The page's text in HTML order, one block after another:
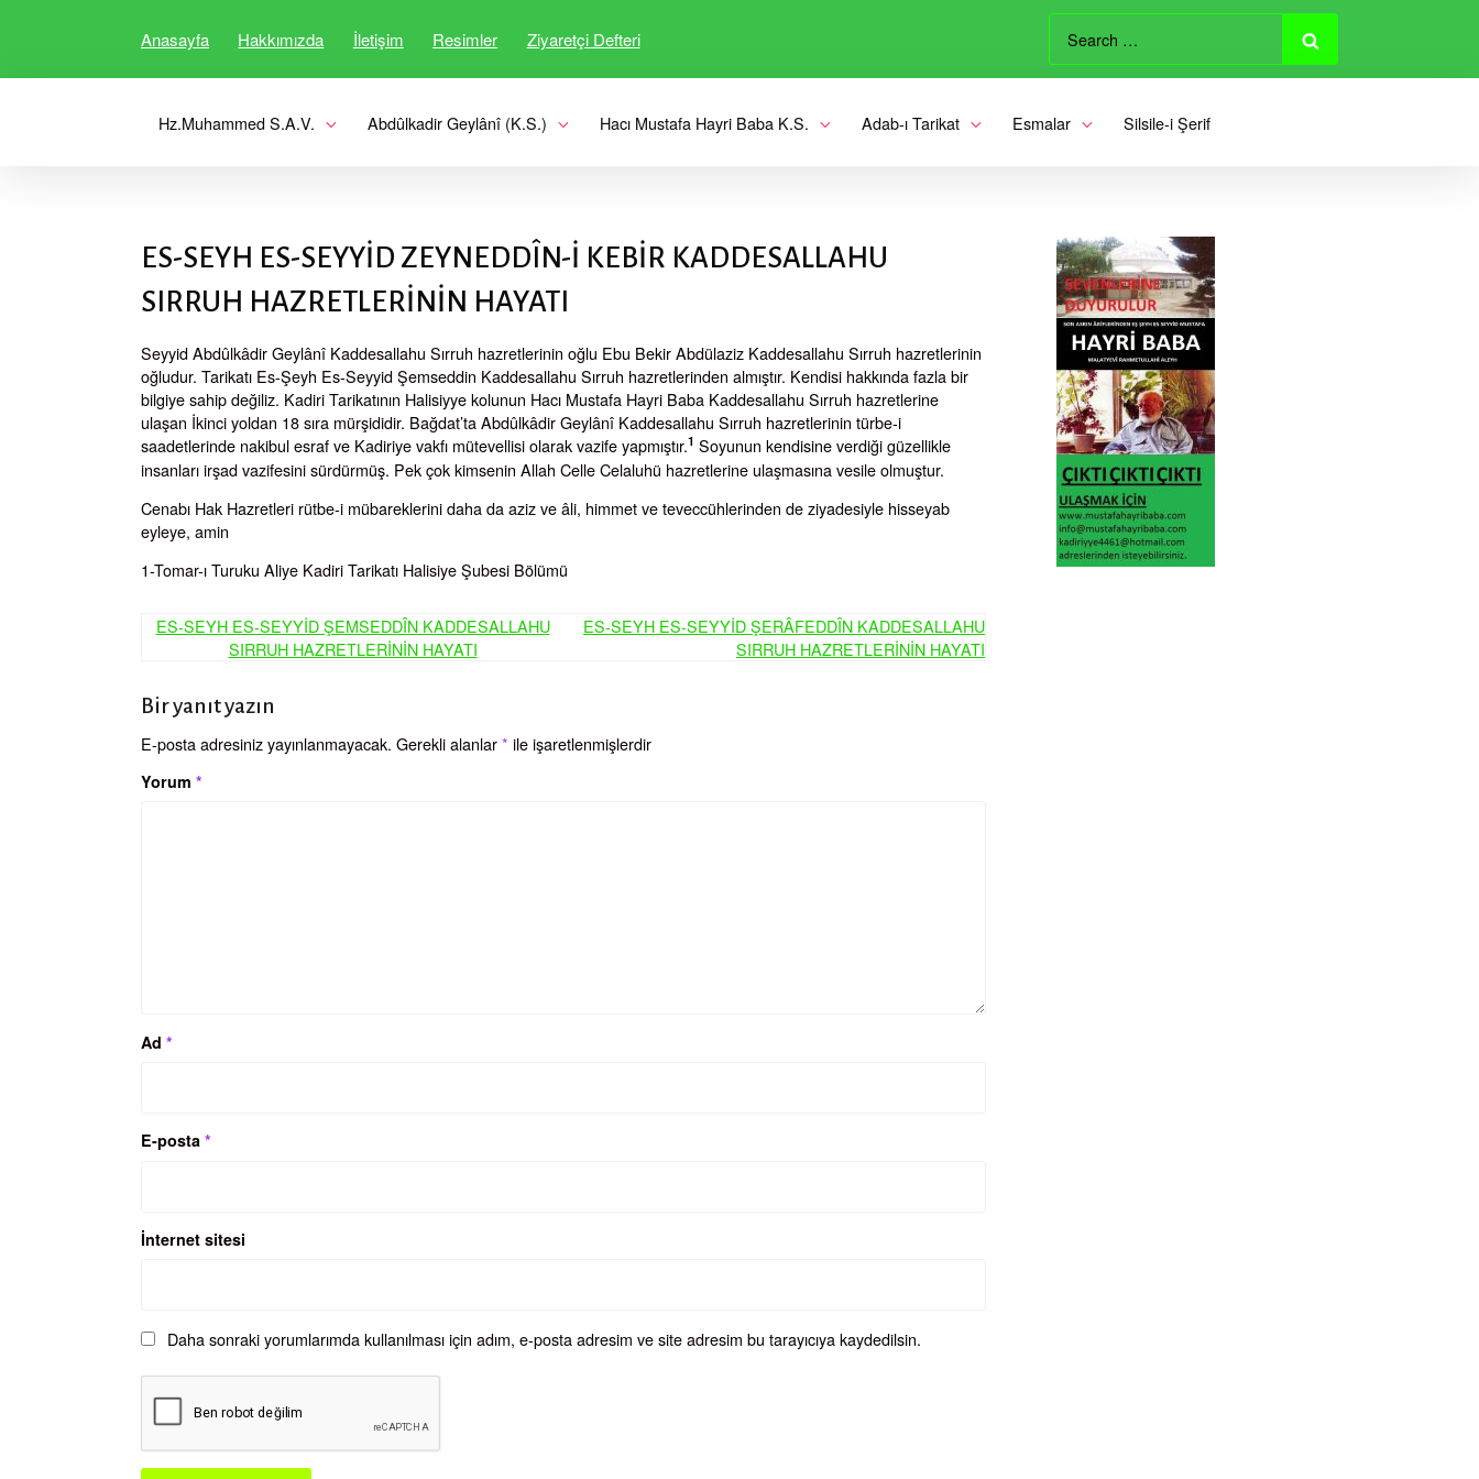
Anasayfa Hakkımızda İletişim Resimler Ziyaretçi Defteri
for:
Search
Hz.Muhammed S.A.V. Abdûlkadir Geylânî (K.S.) Hacı Mustafa Hayri Baba K.S. Adab-ı Tarikat Esmalar Silsile-i Şerif
ES-SEYH ES-SEYYİD ZEYNEDDÎN-İ KEBİR KADDESALLAHU
SIRRUH HAZRETLERİNİN HAYATI
Seyyid Abdûlkâdir Geylânî Kaddesallahu Sırruh hazretlerinin oğlu Ebu Bekir Abdülaziz Kaddesallahu Sırruh hazretlerinin
oğludur. Tarikatı Es-Şeyh Es-Seyyid Şemseddin Kaddesallahu Sırruh hazretlerinden almıştır. Kendisi hakkında fazla bir
bilgiye sahip değiliz. Kadiri Tarikatının Halisiyye kolunun Hacı Mustafa Hayri Baba Kaddesallahu Sırruh hazretlerine
ulaşan İkinci yoldan 18 sıra mürşididir. Bağdat’ta Abdûlkâdir Geylânî Kaddesallahu Sırruh hazretlerinin türbe-i
saadetlerinde nakibul esraf ve Kadiriye vakfı mütevellisi olarak vazife yapmıştır.1 Soyunun kendisine verdiği güzellikle
insanları irşad vazifesini sürdürmüş. Pek çok kimsenin Allah Celle Celaluhü hazretlerine ulaşmasına vesile olmuştur.
Cenabı Hak Hazretleri rütbe-i mübareklerini daha da aziz ve âli, himmet ve teveccühlerinden de ziyadesiyle hisseyab
eyleye, amin
1-Tomar-ı Turuku Aliye Kadiri Tarikatı Halisiye Şubesi Bölümü
Yazı
gezinmesi
ES-SEYH ES-SEYYİD ŞEMSEDDÎN KADDESALLAHU
SIRRUH HAZRETLERİNİN HAYATI
ES-SEYH ES-SEYYİD ŞERÂFEDDÎN KADDESALLAHU
SIRRUH HAZRETLERİNİN HAYATI
Bir yanıt yazın
E-posta adresiniz yayınlanmayacak. Gerekli alanlar* ile işaretlenmişlerdir
Yorum *
Ad *
E-posta *
İnternet sitesi
Daha sonraki yorumlarımda kullanılması için adım, e-posta adresim ve site adresim bu tarayıcıya kaydedilsin.